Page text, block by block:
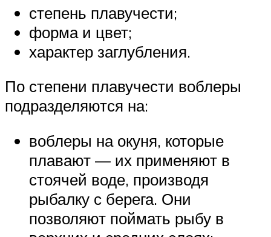
степень плавучести;
форма и цвет;
характер заглубления.
По степени плавучести воблеры
подразделяются на:
воблеры на окуня, которые
плавают — их применяют в
стоячей воде, производя
рыбалку с берега. Они
позволяют поймать рыбу в